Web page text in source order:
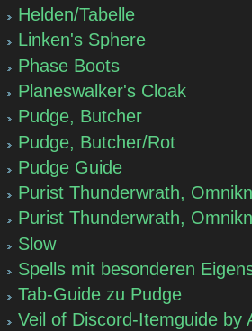
Helden/Tabelle
Linken's Sphere
Phase Boots
Planeswalker's Cloak
Pudge, Butcher
Pudge, Butcher/Rot
Pudge Guide
Purist Thunderwrath,
Purist Thunderwrath,
Slow
Spells mit besonderen
Tab-Guide zu Pudge
Veil of Discord-Itemguide by